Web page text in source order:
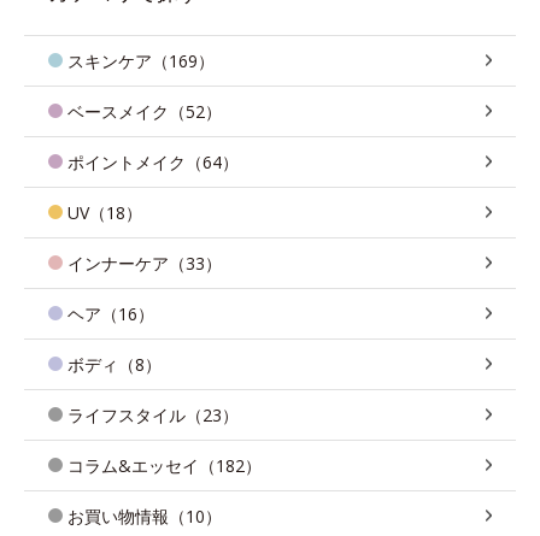
スキンケア（169）
ベースメイク（52）
ポイントメイク（64）
UV（18）
インナーケア（33）
ヘア（16）
ボディ（8）
ライフスタイル（23）
コラム&エッセイ（182）
お買い物情報（10）